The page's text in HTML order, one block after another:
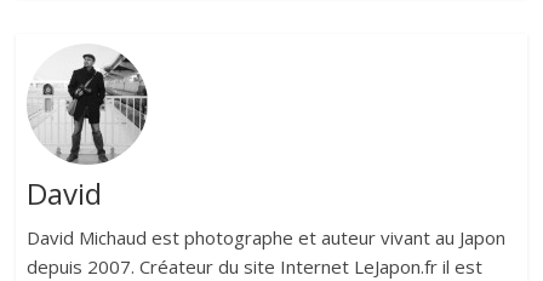
David
David Michaud est photographe et auteur vivant au Japon
depuis 2007. Créateur du site Internet LeJapon.fr il est